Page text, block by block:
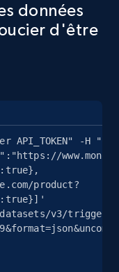
using
rating,
on eBay
Seller rating,
category, and
données
d'être
-H
product?
v3/trigger?